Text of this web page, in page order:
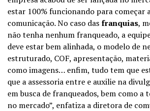
estar 100% funcionando para começar
comunicação. No caso dasfranquias,
não tenha nenhum franqueado, a
deve estar bem alinhada, o modelo de
estruturado, COF, apresentação,
como imagens… enfim, tudo tem que
que a assessoria entre e auxilie na
em busca de franqueados, bem como a
no mercado”, enfatiza a diretora de